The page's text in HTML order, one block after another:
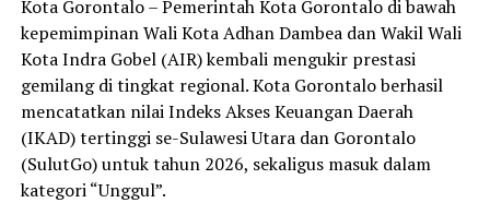
secara menyeluruh, tidak hanya menyasar pengecer
skala kecil tetapi juga distributor dan toko-toko besar
yang melanggar aturan.
Dalam daftar pemeringkatan nasional tersebut, Kota
Denpasar menempati posisi puncak dengan tingkat rasa
aman masyarakat melebihi 81 persen, disusul oleh Kota
Yogyakarta, Surakarta, Semarang, Magelang, dan
Kota Gorontalo – Pemerintah Kota Gorontalo di bawah
kepemimpinan Wali Kota Adhan Dambea dan Wakil Wali
Kota Indra Gobel (AIR) kembali mengukir prestasi
gemilang di tingkat regional. Kota Gorontalo berhasil
mencatatkan nilai Indeks Akses Keuangan Daerah
(IKAD) tertinggi se-Sulawesi Utara dan Gorontalo
(SulutGo) untuk tahun 2026, sekaligus masuk dalam
kategori “Unggul”.